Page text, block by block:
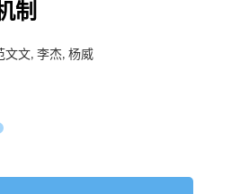
制
文文, 李杰, 杨威